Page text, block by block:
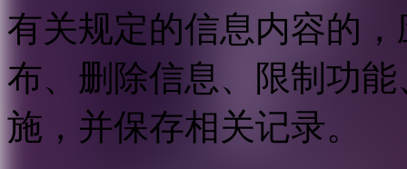
有关规定的信息内容的
布、删除信息、限制功
施，并保存相关记录。